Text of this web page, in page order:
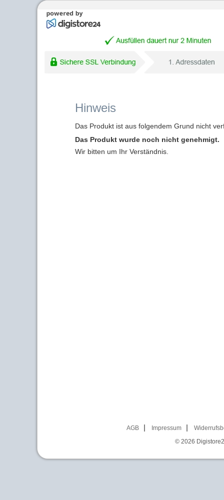
Hinweis
Das Produkt ist aus folgendem Grund nicht
Das Produkt wurde noch nicht genehmigt.
Wir bitten um Ihr Verständnis.
AGB Impressum
© 2026